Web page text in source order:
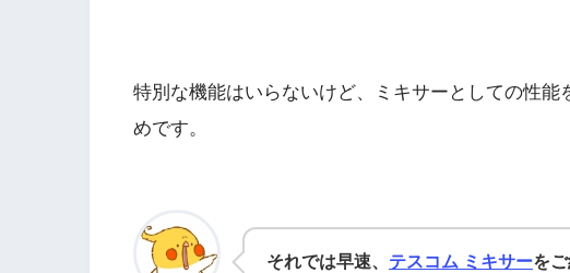
特別な機能はいらないけど、ミキサーとしての性
めです。
それでは早速、 テスコム ミキサーを